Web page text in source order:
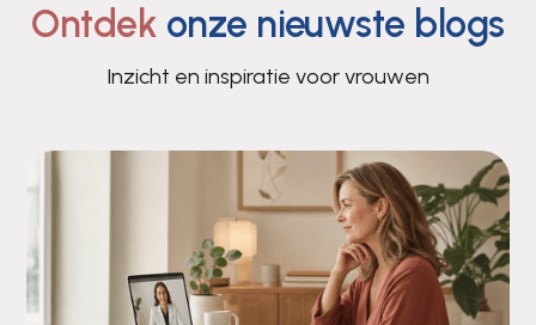
Ontdek onze nieuwste blogs
Inzicht en inspiratie voor vrouwen